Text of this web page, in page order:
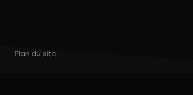
Plan du site